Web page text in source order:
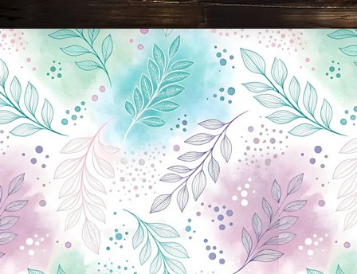
Новини Чернігова, Чернігівські новини, Чернігівський формат, новини Чернігова, події в Чернігові: політика, економіка, аналітика, культура, відеоновини, екологія, спортивний Чернігів, туризм, Чернігів